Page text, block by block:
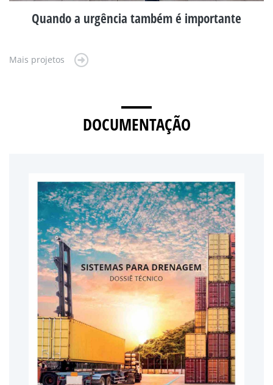
Quando a urgência também é importante
Mais projetos
DOCUMENTAÇÃO